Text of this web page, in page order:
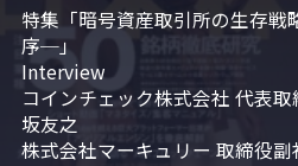
特集「暗号資産取引所の生存
序─」
Interview
コインチェック株式会社 代表
坂友之
株式会社マーキュリー 取締役